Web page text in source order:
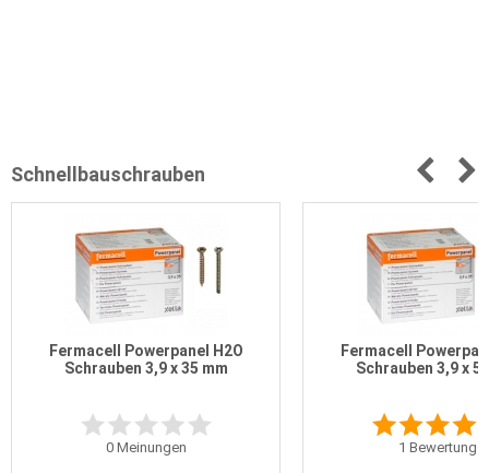
Schnellbauschrauben
Fermacell Powerpanel H2O
Schrauben 3,9 x 35 mm
0Meinungen
Fermacell
Schrauben 3,9 x
1 Bewertung